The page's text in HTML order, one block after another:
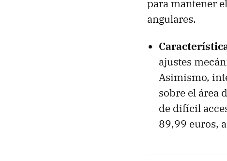
para mantener
angulares.
ajustes
Asimismo,
sobre el área
de difícil
89,99 euros,